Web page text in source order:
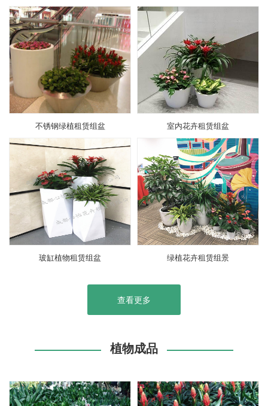
不锈钢绿植租赁组盆 室内花卉租赁组盆
玻缸植物租赁组盆 绿植花卉租赁组景
查看更多
植物成品